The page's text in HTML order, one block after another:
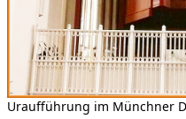
Uraufführung im Münchner